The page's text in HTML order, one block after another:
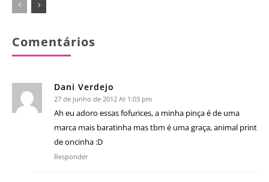
Comentários
Dani Verdejo
27 de junho de 2012 At 1:03 pm
Ah eu adoro essas fofurices, a minha pinça é de uma
marca mais baratinha mas tbm é uma graça, animal print
de oncinha :D
Responder